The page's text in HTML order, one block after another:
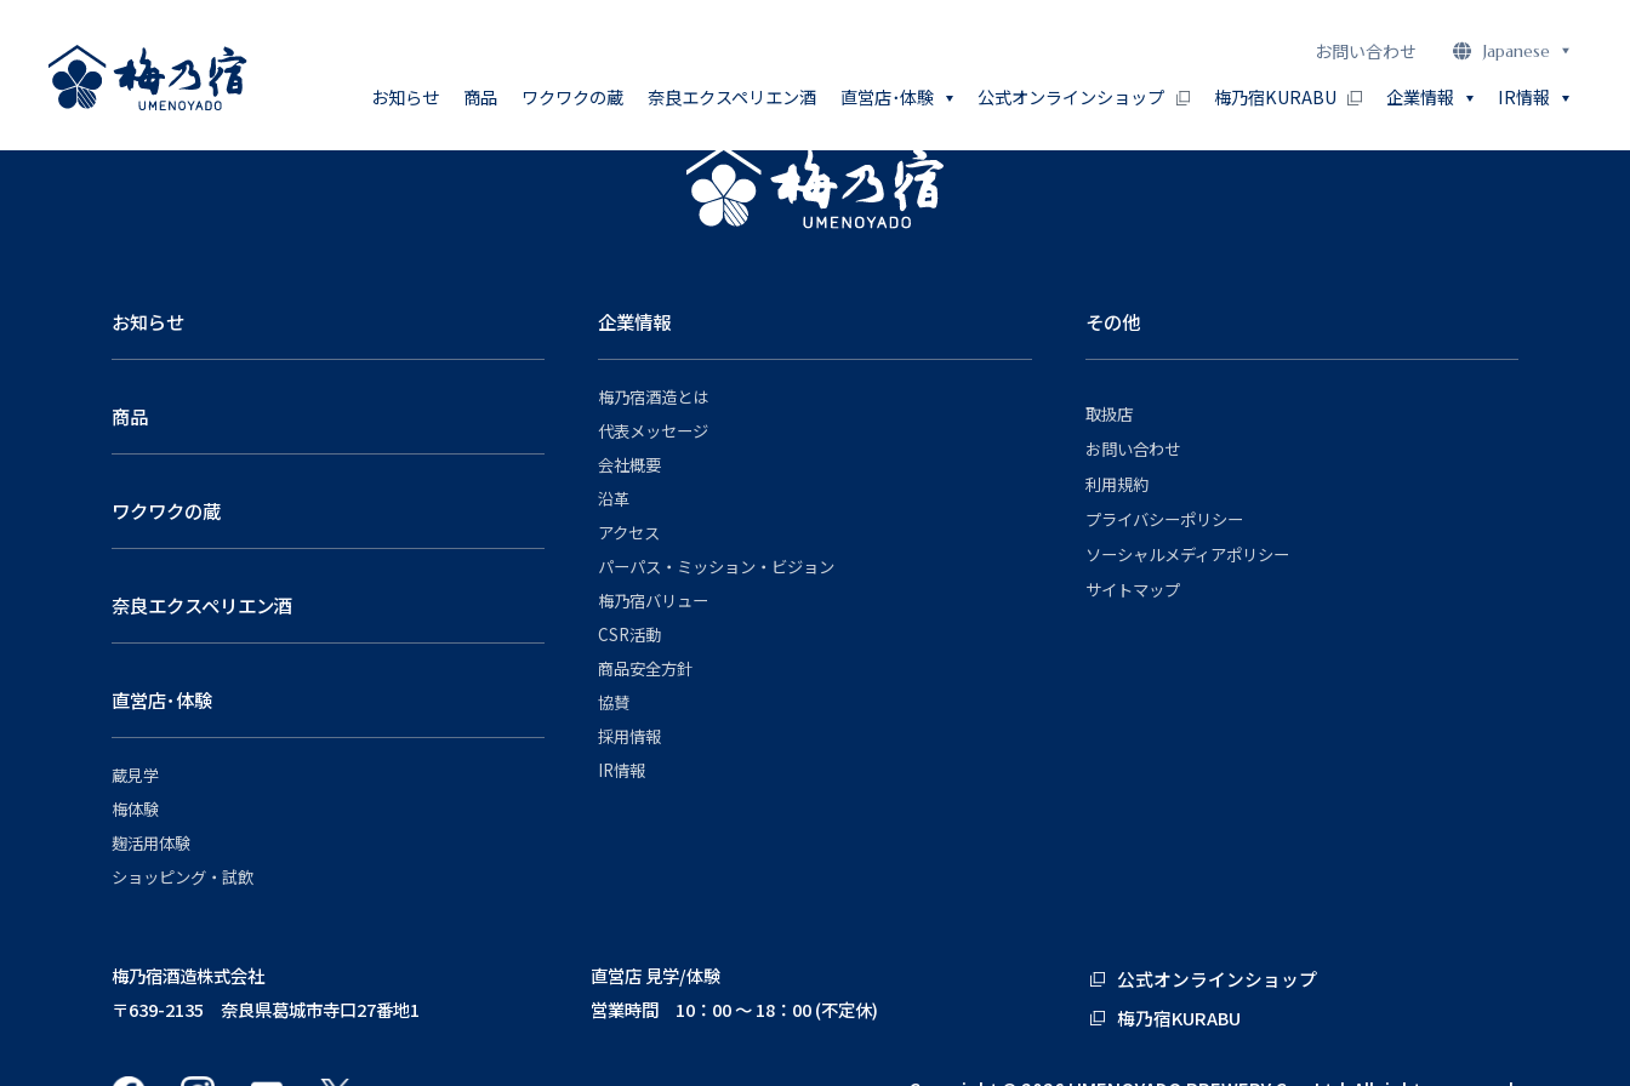
お問い合わせ Japanese
お知らせ 商品 ワクワクの蔵 奈良エクスペリエン酒 直営店･体験 公式オンラインショップ 梅乃宿KURABU 企業情報 IR情報
お知らせ
商品
ワクワクの蔵
奈良エクスペリエン酒
直営店･体験
蔵見学
梅体験
麹活用体験
ショッピング・試飲
企業情報
梅乃宿酒造とは
代表メッセージ
会社概要
沿革
アクセス
パーパス・ミッション・ビジョン
梅乃宿バリュー
CSR活動
商品安全方針
協賛
採用情報
IR情報
その他
取扱店
お問い合わせ
利用規約
プライバシーポリシー
ソーシャルメディアポリシー
サイトマップ
梅乃宿酒造株式会社
〒639-2135 奈良県葛城市寺口27番地1
直営店 見学/体験
営業時間 10：00 ～ 18：00 (不定休)
公式オンラインショップ
梅乃宿KURABU